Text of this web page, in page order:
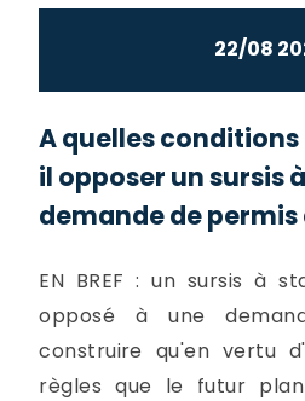
22/08
A quelles
il opposer un sursis
demande de permis
EN BREF : un sursis à
opposé à une
construire qu'en vertu
règles que le futur